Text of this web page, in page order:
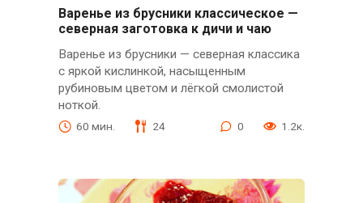
Варенье из брусники классическое —
северная заготовка к дичи и чаю
Варенье из брусники — северная классика
с яркой кислинкой, насыщенным
рубиновым цветом и лёгкой смолистой
ноткой.
60 мин. 24 0 1.2к.